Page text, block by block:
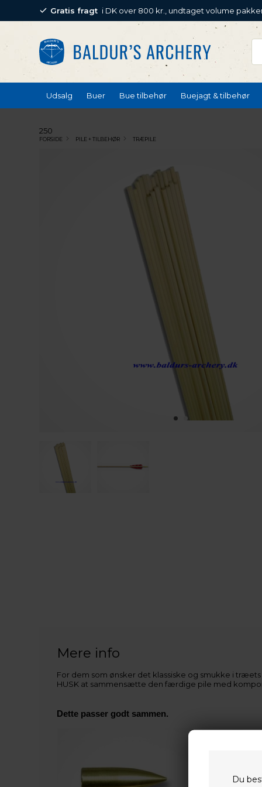
Du
Gratis fragt i DK over 800 kr., undtaget volume
Udsalg Buer Bue tilbehør Buejagt & tilbehør
250
FORSIDE PILE + TILBEHØR TRÆPILE
Mere info
For dem som ønsker det klassiske og smukke i
HUSK at sammensætte den færdige pile med
Dette passer godt sammen.